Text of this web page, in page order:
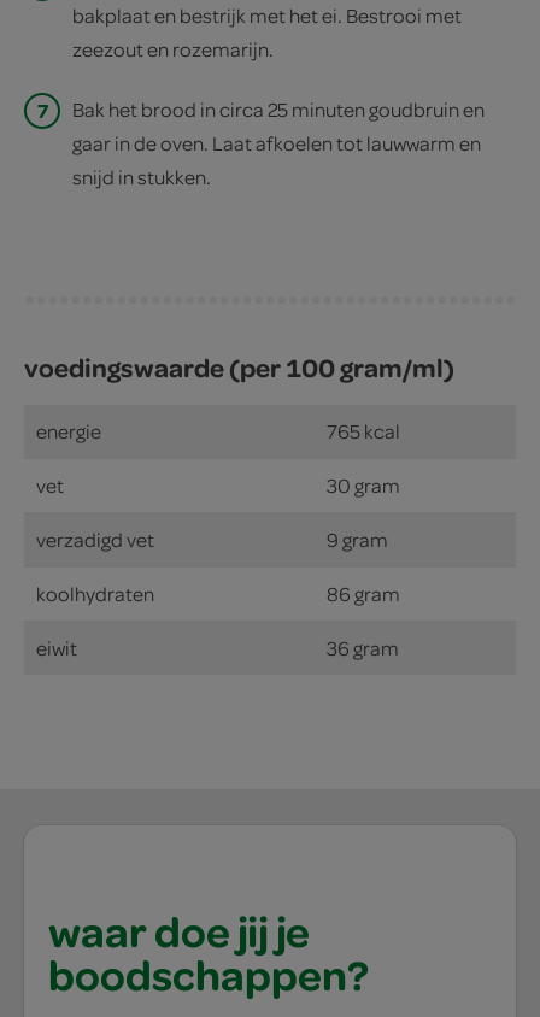
bakplaat en bestrijk met het ei. Bestrooi met
zeezout en rozemarijn.
7
Bak het brood in circa 25 minuten goudbruin en
gaar in de oven. Laat afkoelen tot lauwwarm en
snijd in stukken.
voedingswaarde (per 100 gram/ml)
energie 765 kcal
vet 30 gram
verzadigd vet 9 gram
koolhydraten 86 gram
eiwit 36 gram
waar doe jij je
boodschappen?